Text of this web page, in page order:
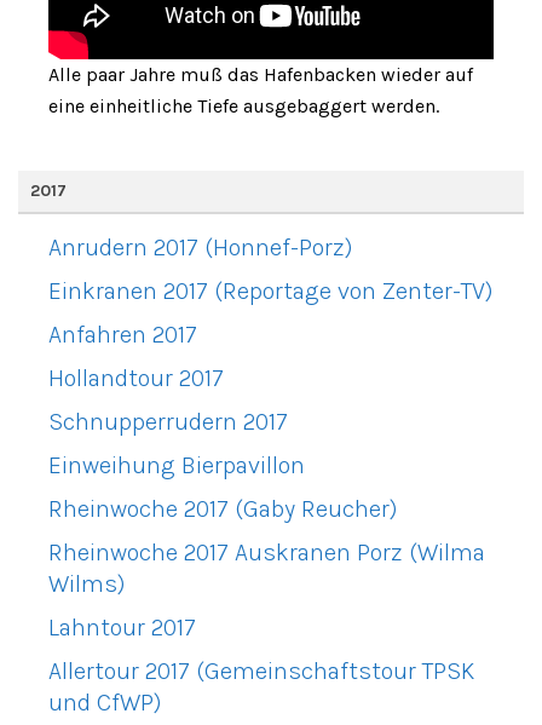
Alle paar Jahre muß das Hafenbacken wieder auf
eine einheitliche Tiefe ausgebaggert werden.
2017
Anrudern 2017 (Honnef-Porz)
Einkranen 2017 (Reportage von Zenter-TV)
Anfahren 2017
Hollandtour 2017
Schnupperrudern 2017
Einweihung Bierpavillon
Rheinwoche 2017 (Gaby Reucher)
Rheinwoche 2017 Auskranen Porz (Wilma
Wilms)
Lahntour 2017
Allertour 2017 (Gemeinschaftstour TPSK
und CfWP)